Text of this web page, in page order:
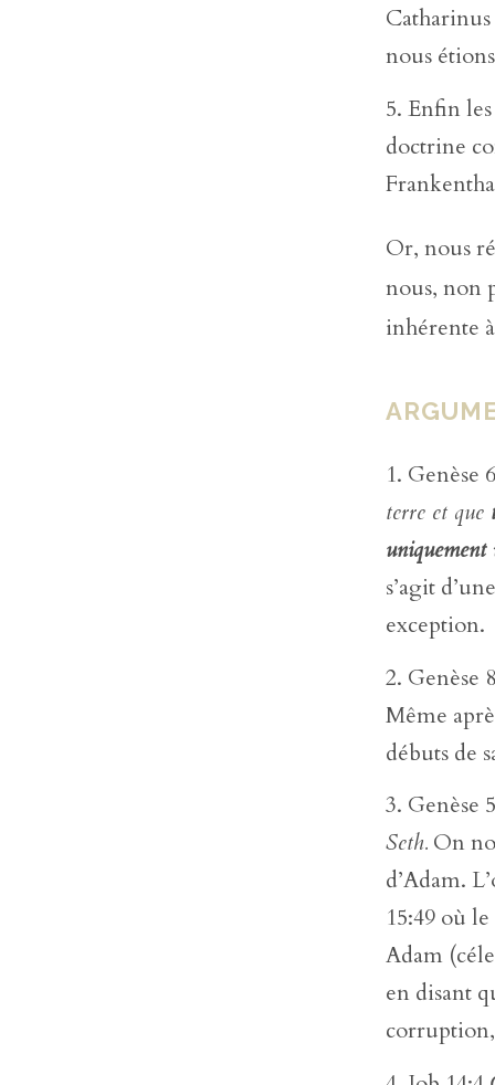
nous
Enfin
doctrine
Or, nous
nous, non
inhérente
Genèse
terre et que
s’agit
exception.
Genèse
Même
débuts de
Genèse
Seth. On
d’Adam.
15:49 où
Adam
en disant
corruption,